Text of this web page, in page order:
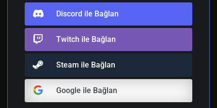
Discord ile Bağlan
Twitch ile Bağlan
Steam ile Bağlan
Google ile Bağlan